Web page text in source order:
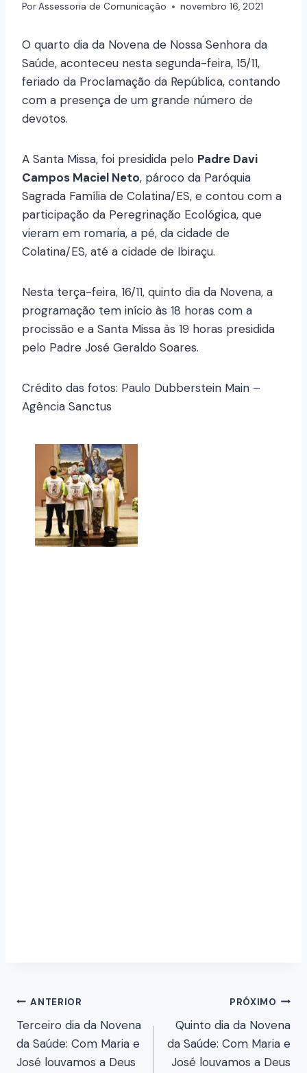
PorAssessoria de Comunicação novembro 16, 2021
O quarto dia da Novena de Nossa Senhora da
Saúde, aconteceu nesta segunda-feira, 15/11,
feriado da Proclamação da República, contando
com a presença de um grande número de
devotos.
A Santa Missa, foi presidida pelo Padre Davi
Campos Maciel Neto, pároco da Paróquia
Sagrada Família de Colatina/ES, e contou com a
participação da Peregrinação Ecológica, que
vieram em romaria, a pé, da cidade de
Colatina/ES, até a cidade de Ibiraçu.
Nesta terça-feira, 16/11, quinto dia da Novena, a
programação tem início às 18 horas com a
procissão e a Santa Missa às 19 horas presidida
pelo Padre José Geraldo Soares.
Crédito das fotos: Paulo Dubberstein Main –
Agência Sanctus
ANTERIOR
Terceiro dia da Novena
da Saúde: Com Maria e
José louvamos a Deus
PRÓXIMO
Quinto dia da Novena
da Saúde: Com Maria e
José louvamos a Deus